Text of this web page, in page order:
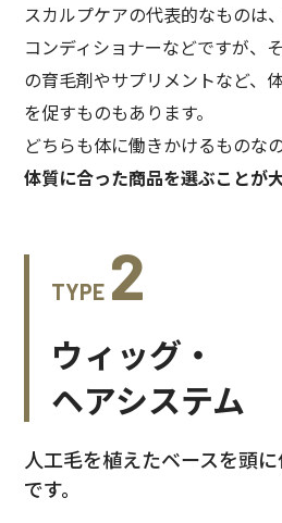
スカルプケアの代表的なものは
コンディショナーなどですが、
の育毛剤やサプリメントなど、
を促すものもあります。
どちらも体に働きかけるものなの
体質に合った商品を選ぶことが大
TYPE 2
ウィッグ・
ヘアシステム
人工毛を植えたベースを頭
です。